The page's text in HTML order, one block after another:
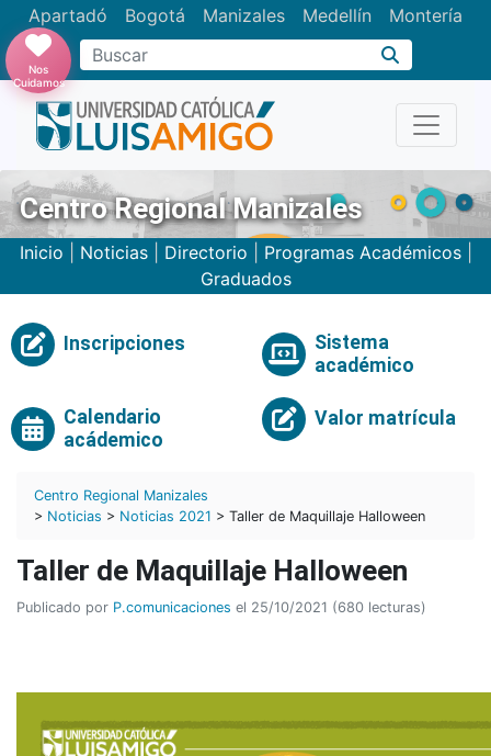
Apartadó Bogotá Manizales Medellín Montería
Nos
Cuidamos
Centro Regional Manizales
Inicio Noticias| Directorio Programas Académicos|
Graduados
Inscripciones
Sistema
académico
Calendario
acádemico
Valor matrícula
Centro Regional Manizales
> Noticias > Noticias 2021 > Taller de Maquillaje Halloween
Taller de Maquillaje Halloween
Publicado por P.comunicaciones el 25/10/2021 (680 lecturas)